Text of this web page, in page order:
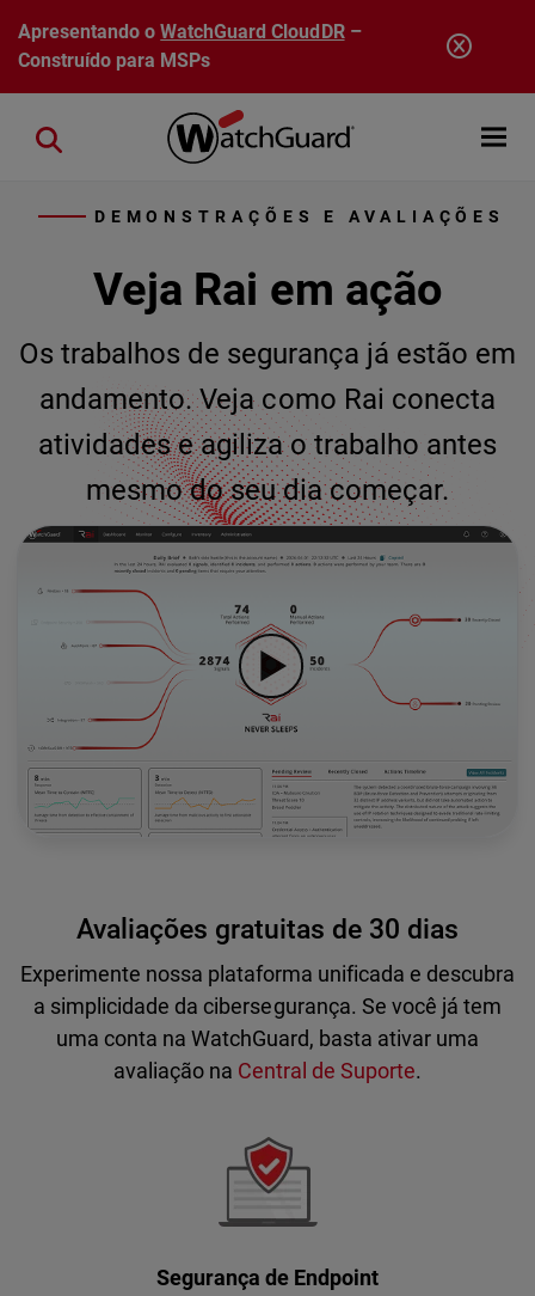
Pular para o conteúdo principal
Apresentando oWatchGuard CloudDR–
Construído para MSPs
Open
Close search
DEMONSTRAÇÕES E AVALIAÇÕES
Veja Rai em ação
Os trabalhos de segurança já estão em
andamento. Veja como Rai conecta
atividades e agiliza o trabalho antes
mesmo do seu dia começar.
Avaliações gratuitas de 30 dias
Experimente nossa plataforma unificada e descubra
a simplicidade da cibersegurança. Se você já tem
uma conta na WatchGuard, basta ativar uma
avaliação na Central de Suporte.
Segurança de Endpoint